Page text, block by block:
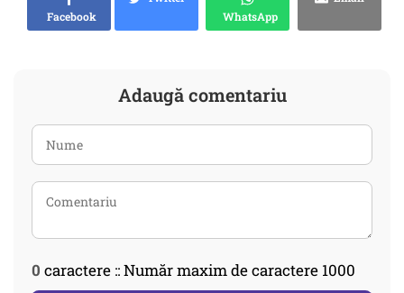
Facebook
WhatsApp
Adaugă comentariu
0 caractere :: Număr maxim de caractere 1000